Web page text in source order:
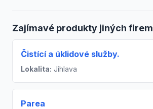
Zajímavé produkty jiných firem
Čistící a úklidové služby.
Lokalita: Jihlava
Parea